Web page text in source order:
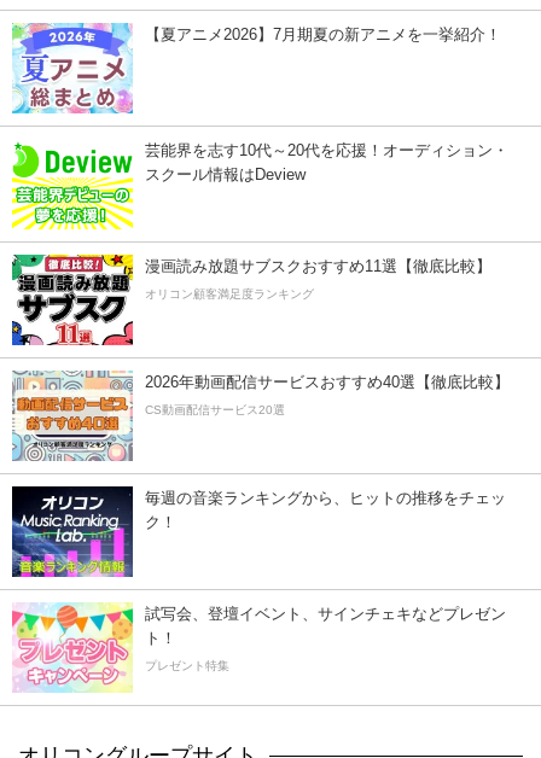
【夏アニメ2026】7月期夏の新アニメを一挙紹介！
芸能界を志す10代～20代を応援！オーディション・
スクール情報はDeview
漫画読み放題サブスクおすすめ11選【徹底比較】
オリコン顧客満足度ランキング
2026年動画配信サービスおすすめ40選【徹底比較】
CS動画配信サービス20選
毎週の音楽ランキングから、ヒットの推移をチェッ
ク！
試写会、登壇イベント、サインチェキなどプレゼン
ト！
プレゼント特集